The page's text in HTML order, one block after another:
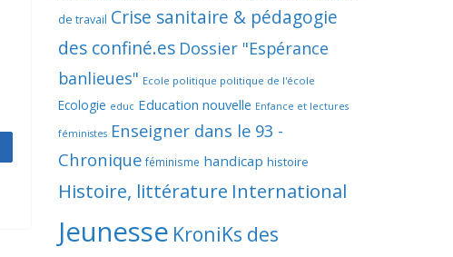
de travail Crise sanitaire & pédagogie
des confiné.es Dossier "Espérance
banlieues" Ecole politique politique de l'école
Ecologie educ Education nouvelle Enfance et lectures
féministes Enseigner dans le 93 -
Chronique féminisme handicap histoire
Histoire, littérature International
Jeunesse KroniKs des